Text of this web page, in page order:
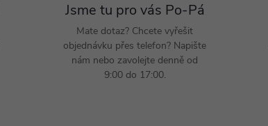
Jsme tu pro vás Po-Pá
Mate dotaz? Chcete vyřešit
objednávku přes telefon? Napište
nám nebo zavolejte denně od
9:00 do 17:00.